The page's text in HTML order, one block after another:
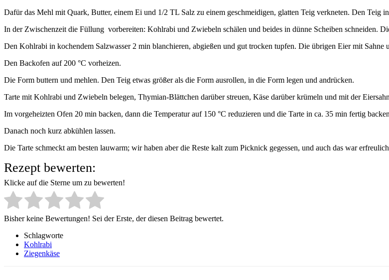
Dafür das Mehl mit Quark, Butter, einem Ei und 1/2 TL Salz zu einem geschmeidigen, glatten Teig verkneten. Den Teig
In der Zwischenzeit die Füllung vorbereiten: Kohlrabi und Zwiebeln schälen und beides in dünne Scheiben schneiden.
Den Kohlrabi in kochendem Salzwasser 2 min blanchieren, abgießen und gut trocken tupfen. Die übrigen Eier mit Sahne
Den Backofen auf 200 °C vorheizen.
Die Form buttern und mehlen. Den Teig etwas größer als die Form ausrollen, in die Form legen und andrücken.
Tarte mit Kohlrabi und Zwiebeln belegen, Thymian-Blättchen darüber streuen, Käse darüber krümeln und mit der
Im vorgeheizten Ofen 20 min backen, dann die Temperatur auf 150 °C reduzieren und die Tarte in ca. 35 min fertig
Danach noch kurz abkühlen lassen.
Die Tarte schmeckt am besten lauwarm; wir haben aber die Reste kalt zum Picknick gegessen, und auch das war
Rezept bewerten:
Klicke auf die Sterne um zu bewerten!
Bisher keine Bewertungen! Sei der Erste, der diesen Beitrag bewertet.
Schlagworte
Kohlrabi
Ziegenkäse